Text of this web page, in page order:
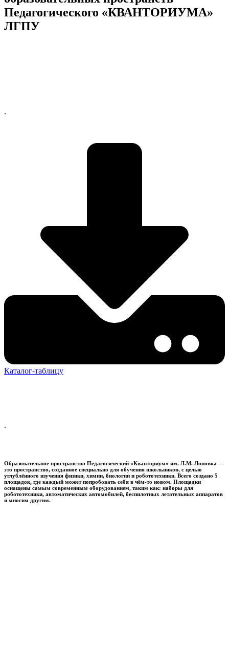
Педагогического «КВАНТОРИУМА»
ЛГПУ
.
Каталог-таблицу
.
Образовательное пространство Педагогический «Кванториум» им. Л.М. Лоповка —
это пространство, созданное специально для обучения школьников, с целью
углублённого изучения физики, химии, биологии и робототехники. Всего создано 5
площадок, где каждый может попробовать себя в чём-то новом. Площадки
оснащены самым современным оборудованием, таким как: наборы для
робототехники, автоматических автомобилей, беспилотных летательных аппаратов
и многим другим.